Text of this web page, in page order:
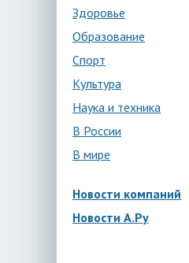
Здоровье
Образование
Спорт
Культура
Наука и техника
В России
В мире
Новости компаний
Новости А.Ру